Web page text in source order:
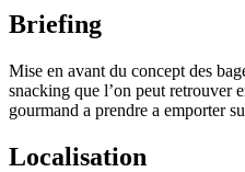
Briefing
Mise en avant du concept des
snacking que l’on peut retrouver
gourmand a prendre a emporter
Localisation